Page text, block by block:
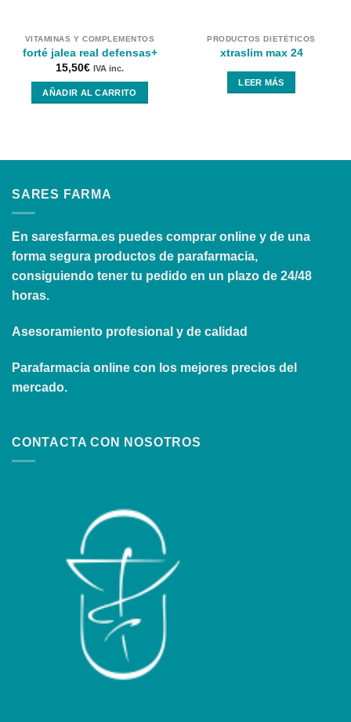
VITAMINAS Y COMPLEMENTOS
forté jalea real defensas+
15,50€ IVA inc.
AÑADIR AL CARRITO
PRODUCTOS DIETÉTICOS
xtraslim max 24
LEER MÁS
SARES FARMA
En saresfarma.es puedes comprar online y de una
forma segura productos de parafarmacia,
consiguiendo tener tu pedido en un plazo de 24/48
horas.
Asesoramiento profesional y de calidad
Parafarmacia online con los mejores precios del
mercado.
CONTACTA CON NOSOTROS